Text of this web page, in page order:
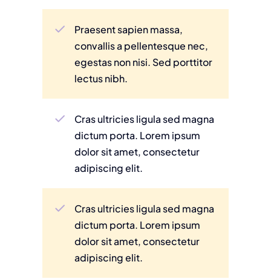
Praesent sapien massa,
convallis a pellentesque nec,
egestas non nisi. Sed porttitor
lectus nibh.
Cras ultricies ligula sed magna
dictum porta. Lorem ipsum
dolor sit amet, consectetur
adipiscing elit.
Cras ultricies ligula sed magna
dictum porta. Lorem ipsum
dolor sit amet, consectetur
adipiscing elit.